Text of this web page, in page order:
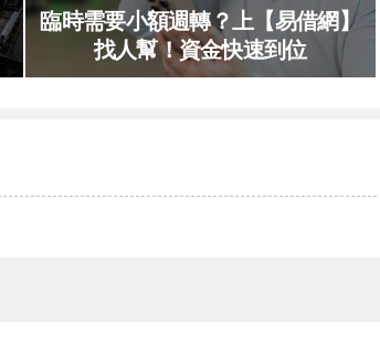
臨時需要小額週轉？上【易借網】
找人幫！資金快速到位